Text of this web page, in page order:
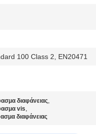
100 Class 2, EN20471
διαφάνειας,
vis,
διαφάνειας